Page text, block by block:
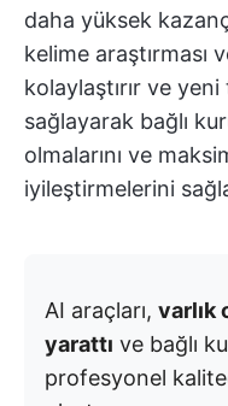
daha yüksek
kelime araştırması
kolaylaştırır ve
sağlayarak bağlı
olmalarını ve
iyileştirmelerini
AI araçları, varlık
yarattı ve bağlı
profesyonel